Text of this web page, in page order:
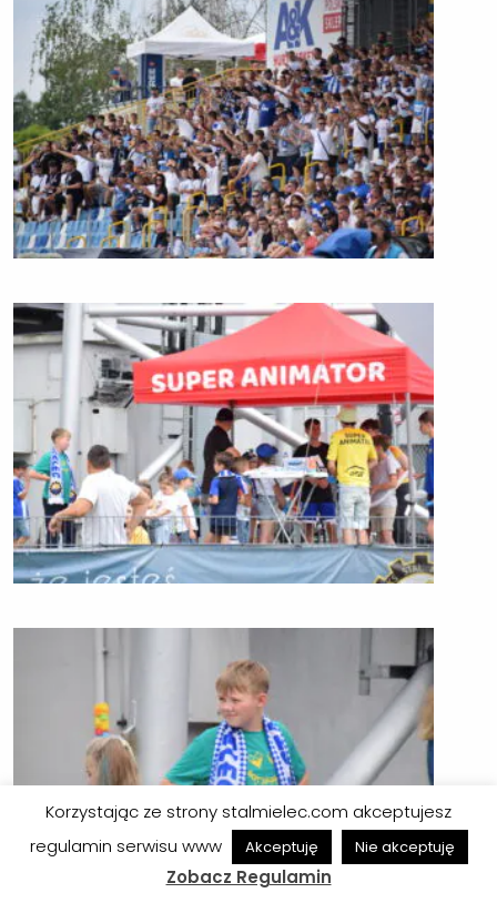
Korzystając ze strony stalmielec.com akceptujesz
regulamin serwisu www
Akceptuję Nie akceptuję
Zobacz Regulamin